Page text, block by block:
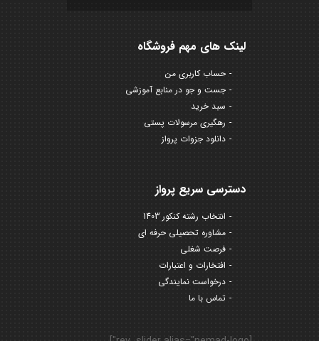
لینک های مهم فروشگاه
حساب کاربری من
جست و جو در منابع آموزشی
سبد خرید
رهگیری مرسولات پستی
دانلود جزوات پرواز
دسترسی سریع پرواز
انتخاب رشته کنکور 1403
مشاوره تحصیلی حرفه ای
فرصت شغلی
افتخارات و اعتبارات
درخواست نمایندگی
تماس با ما